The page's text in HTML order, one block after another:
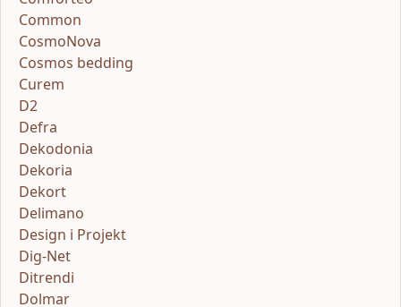
Common
CosmoNova
Cosmos bedding
Curem
D2
Defra
Dekodonia
Dekoria
Dekort
Delimano
Design i Projekt
Dig-Net
Ditrendi
Dolmar